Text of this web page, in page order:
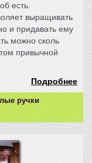
есть.
выращивать
и придавать ему
можно сколь
привычной
Подробнее
ручки